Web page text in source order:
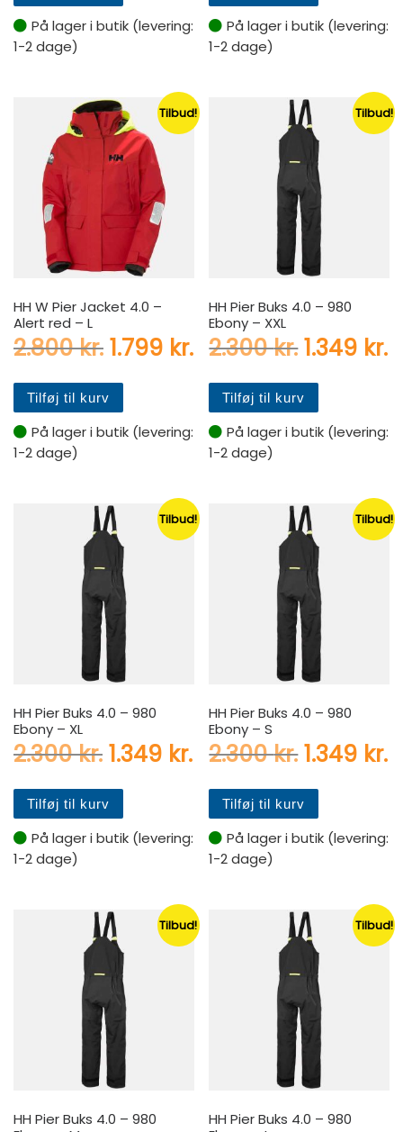
På lager i butik (levering:
1-2 dage)
På lager i butik (levering:
1-2 dage)
Tilbud!
HH W Pier Jacket 4.0 –
Alert red – L
2.800kr. Den oprindelige pris var:
1.799 kr.Den aktuelle pris
Tilføj til kurv
På lager i butik (levering:
1-2 dage)
Tilbud!
HH Pier Buks 4.0 – 980
Ebony – XXL
2.300kr.Den
1.349 kr.
Tilføj til kurv
På lager i butik (levering:
1-2 dage)
Tilbud!
HH Pier Buks 4.0 – 980
Ebony – XL
2.300kr. Den oprindelige pris var:
1.349 kr.Den aktuelle pris
Tilføj til kurv
På lager i butik (levering:
1-2 dage)
Tilbud!
HH Pier Buks 4.0 – 980
Ebony – S
2.300kr.Den
1.349 kr.
Tilføj til kurv
På lager i butik (levering:
1-2 dage)
Tilbud!
HH Pier Buks 4.0 – 980
Tilbud!
HH Pier Buks 4.0 – 980